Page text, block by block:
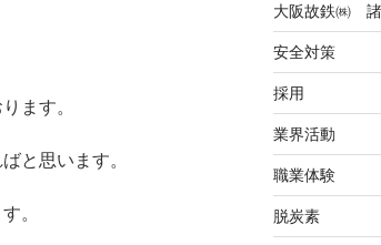
ます。
と思います。
。
大阪故鉄㈱
安全対策
採用
業界活動
職業体験
脱炭素